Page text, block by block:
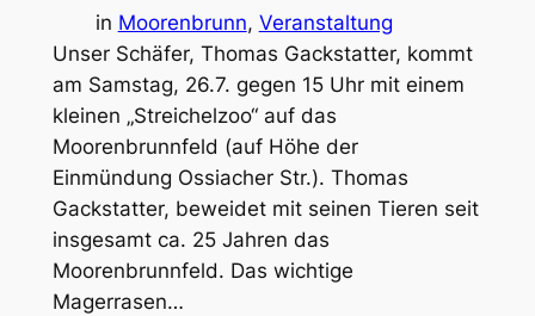
in Moorenbrunn, Veranstaltung
Unser Schäfer, Thomas Gackstatter, kommt
am Samstag, 26.7. gegen 15 Uhr mit einem
kleinen „Streichelzoo“ auf das
Moorenbrunnfeld (auf Höhe der
Einmündung Ossiacher Str.). Thomas
Gackstatter, beweidet mit seinen Tieren seit
insgesamt ca. 25 Jahren das
Moorenbrunnfeld. Das wichtige
Magerrasen…